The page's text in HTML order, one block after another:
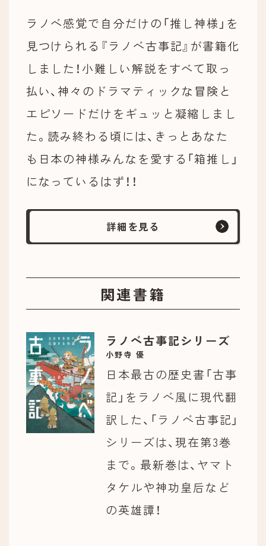
ラノベ感覚で自分だけの「推し神様」を
見つけられる『ラノベ古事記』が書籍化
しました！小難しい解説をすべて取っ
払い、神々のドラマティックな冒険と
エピソードだけをギュッと凝縮しまし
た。読み終わる頃には、きっとあなた
も日本の神様みんなを愛する「箱推し」
になっているはず！！
詳細を見る
関連書籍
ラノベ古事記シリーズ
小野寺 優
日本最古の歴史書「古事
記」をラノベ風に現代翻
訳した、「ラノベ古事記」
シリーズは、現在第3巻
まで。最新巻は、ヤマト
タケルや神功皇后など
の英雄譚！